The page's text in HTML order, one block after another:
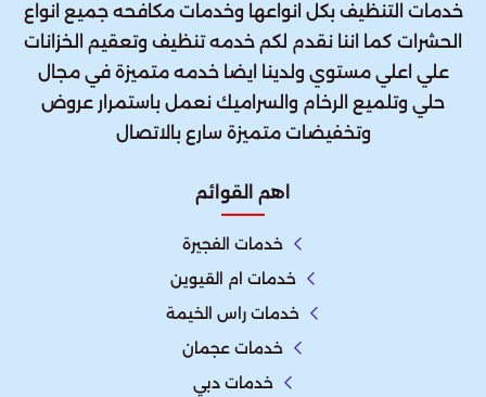
خدمات التنظيف بكل انواعها وخدمات مكافحه جميع انواع
الحشرات كما اننا نقدم لكم خدمه تنظيف وتعقيم الخزانات
علي اعلي مستوي ولدينا ايضا خدمه متميزة في مجال
حلي وتلميع الرخام والسراميك نعمل باستمرار عروض
وتخفيضات متميزة سارع بالاتصال
اهم القوائم
خدمات الفجيرة
خدمات ام القيوين
خدمات راس الخيمة
خدمات عجمان
خدمات دبي